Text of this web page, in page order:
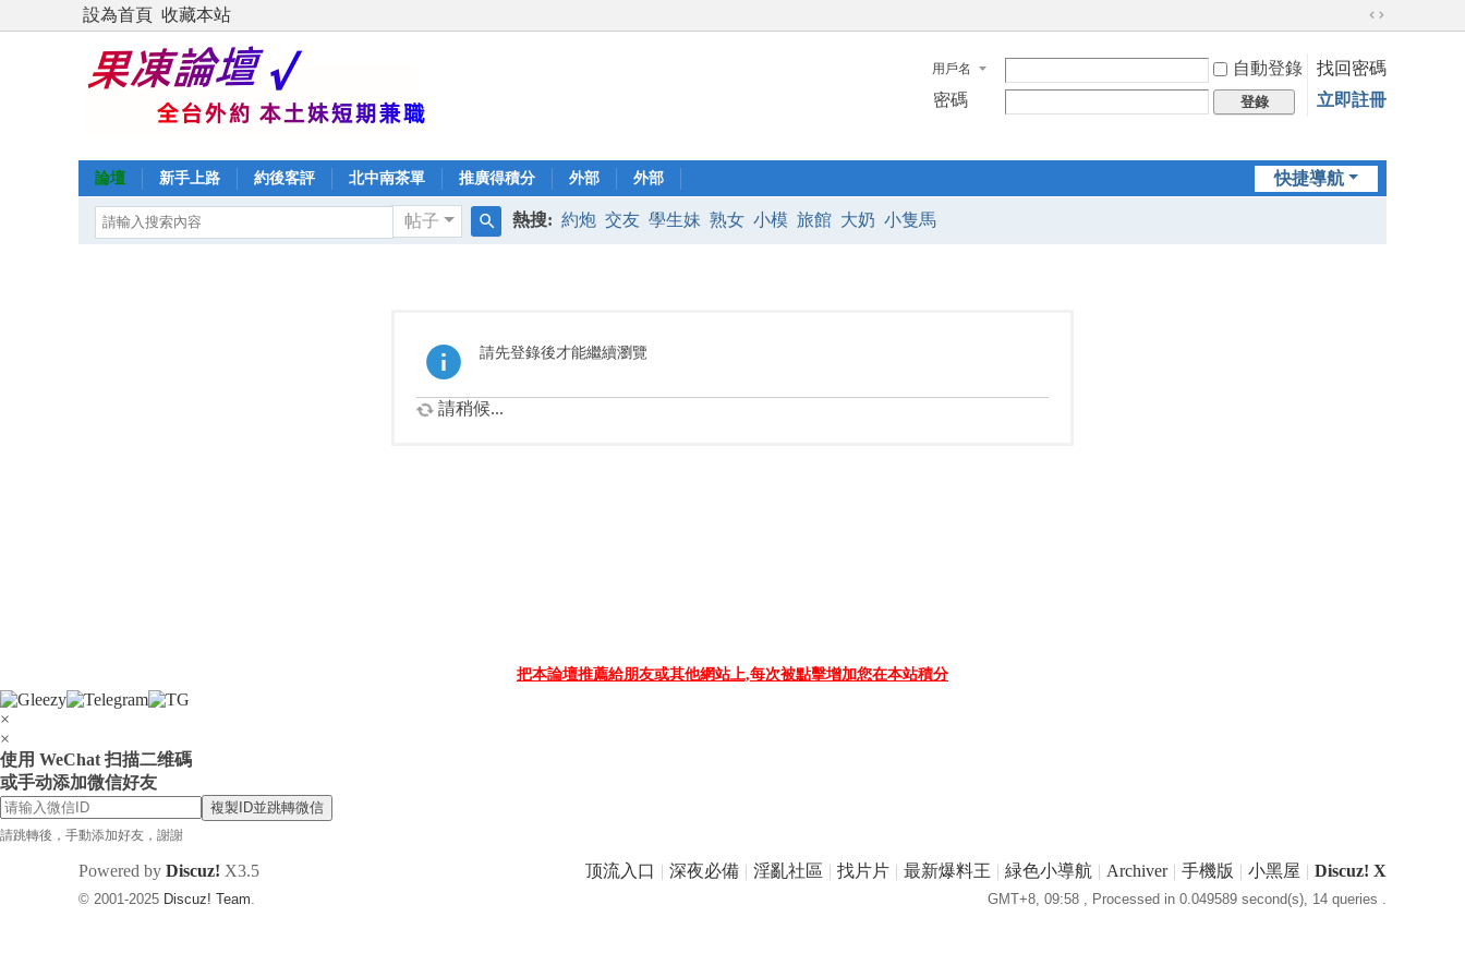
設為首頁 收藏本站
切
到
寬
版
用戶名 自動登錄
找回密碼
密碼
登錄 立即註冊
快捷導航
論壇 新手上路 約後客評 北中南茶單 推廣得積分 外部 外部
帖子 熱搜: 約炮 交友 學生妹 熟女 小模 旅館 大奶 小隻馬
請先登錄後才能繼續瀏覽
請稍候...
把本論壇推薦給朋友或其他網站上,每次被點擊增加您在本站積分
×
×
使用 WeChat 扫描二维碼
或手动添加微信好友
複製ID並跳轉微信
請跳轉後，手動添加好友，謝謝
顶流入口 | 深夜必備 | 淫亂社區 | 找片片 | 最新爆料王 | 緑色小導航 | Archiver | 手機版 | 小黑屋 | Discuz! X
GMT+8, 09:58 , Processed in 0.049589 second(s), 14 queries .
Powered by Discuz! X3.5
© 2001-2025 Discuz! Team.